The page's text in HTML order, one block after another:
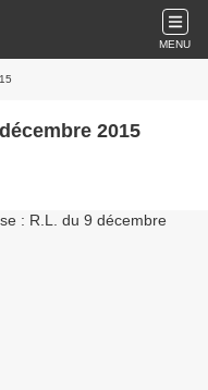
MENU
2015